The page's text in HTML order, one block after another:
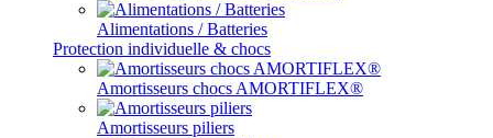
Alimentations / Batteries
Protection individuelle & chocs
Amortisseurs chocs AMORTIFLEX®
Amortisseurs piliers